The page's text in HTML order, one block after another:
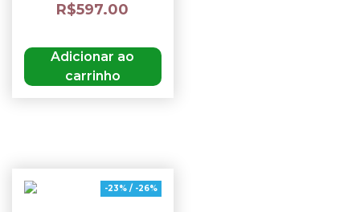
R$597.00
Adicionar ao
carrinho
-23% / -26%